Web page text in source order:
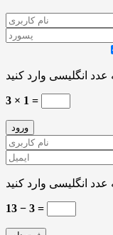
3 × 1 =
13 − 3 =